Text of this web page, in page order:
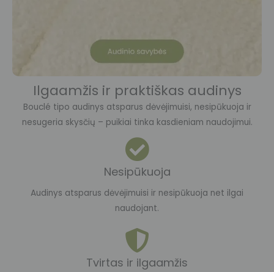
Ilgaamžis ir praktiškas audinys
Bouclé tipo audinys atsparus dėvėjimuisi, nesipūkuoja ir
nesugeria skysčių – puikiai tinka kasdieniam naudojimui.
Nesipūkuoja
Audinys atsparus dėvėjimuisi ir nesipūkuoja net ilgai
naudojant.
Tvirtas ir ilgaamžis